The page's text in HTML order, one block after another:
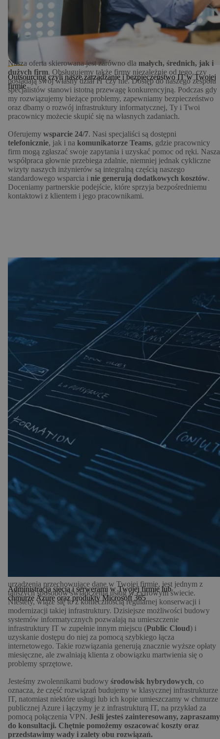
Outsourcing czyli nasze zarządzanie i bezpieczeństwo IT w Twojej
firmie
Nasza oferta skierowana jest zarówno dla małych, średnich, jak i
dużych firm. Obsługujemy także firmy niezależnie od tego, czy
posiadają swój własny dział IT czy nie. Dostęp do naszego zespołu
specjalistów stanowi istotną przewagę konkurencyjną. Podczas gdy
my rozwiązujemy bieżące problemy, zapewniamy bezpieczeństwo
oraz dbamy o rozwój infrastruktury informatycznej, Ty i Twoi
pracownicy możecie skupić się na własnych zadaniach.
Oferujemy wsparcie 24/7. Nasi specjaliści są dostępni
telefonicznie, jak i na komunikatorze Teams, gdzie pracownicy
firm mogą zgłaszać swoje zapytania i uzyskać pomoc od ręki. Nasza
współpraca głownie przebiega zdalnie, niemniej jednak cykliczne
wizyty naszych inżynierów są integralną częścią naszego
standardowego wsparcia i nie generują dodatkowych kosztów.
Doceniamy partnerskie podejście, które sprzyja bezpośredniemu
kontaktowi z klientem i jego pracownikami.
Administracja siecią i serwerami w Twojej firmie lub
chmurze Azure oraz produkty Microsoft 365
Klasyczna infrastruktura IT (On-premises), czyli sieci, serwery i
urządzenia przechowujące dane w Twojej firmie, jest jednym z
tańszych sposobów świadczenia usług w cyfrowym świecie.
Niestety, wiąże się to z koniecznością regularnej konserwacji i
modernizacji takiej infrastruktury. Dzisiejsze możliwości budowy
systemów informatycznych pozwalają na umieszczenie
infrastruktury IT w zupełnie innym miejscu (Public Cloud) i
uzyskanie dostępu do niej za pomocą szybkiego łącza
internetowego. Takie rozwiązania generują znacznie wyższe opłaty
miesięczne, ale zwalniają klienta z obowiązku martwienia się o
problemy sprzętowe.
Jesteśmy zwolennikami budowy środowisk hybrydowych, co
oznacza, że część rozwiązań budujemy w klasycznej infrastrukturze
IT, natomiast niektóre usługi lub ich kopie umieszczamy w chmurze
publicznej Azure i łączymy je z infrastrukturą IT, na przykład za
pomocą połączenia VPN. Jeśli jesteś zainteresowany, zapraszamy
do konsultacji. Chętnie pomożemy oszacować koszty oraz
przedstawimy wady i zalety obu rozwiązań.